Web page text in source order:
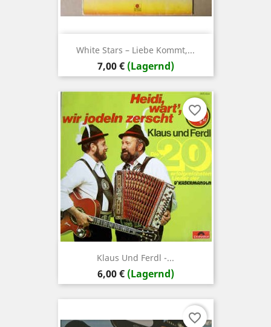
White Stars ‎– Liebe Kommt,...
Preis
7,00 € (Lagernd)
Klaus Und Ferdl -...
Preis
6,00 € (Lagernd)
favorite_border
favorite_border